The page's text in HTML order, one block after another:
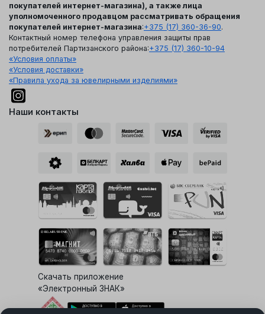
покупателей интернет-магазина), а также лица
уполномоченного продавцом рассматривать обращения
покупателей интернет-магазина:+375 (17) 360-36-90.
Контактный номер телефона управления защиты прав
потребителей Партизанского района:+375 (17) 360-10-94
«Условия оплаты»
«Условия доставки»
«Правила ухода за ювелирными изделиями»
Наши контакты
Скачать приложение
«Электронный ЗНАК»